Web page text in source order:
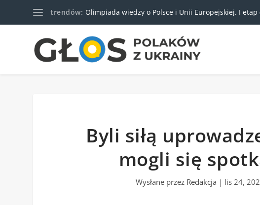
trendów: Olimpiada wiedzy o Polsce i Unii Europejskiej. I etap
Byli siłą
mogli się
Wysłane przez Redakcja | lis 24,